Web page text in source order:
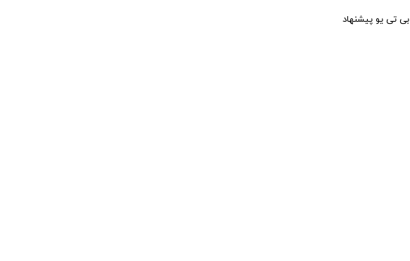
نکته مهم: انتخاب ظرفیت مناسب بر اساس متراژ و عایق کاری ساختمان. برای مثال، برای آپارتمان ۱۵۰ متری معمولاً ظرفیت ۴۸۰۰۰ بی تی یو پیشنهاد